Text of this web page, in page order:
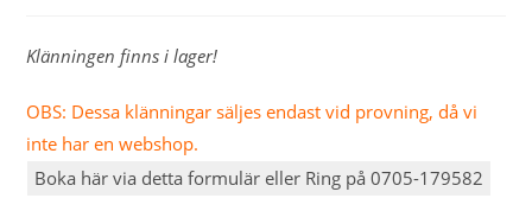
Klänningen finns i lager!
OBS: Dessa klänningar säljes endast vid provning, då vi
inte har en webshop.
Boka här via detta formulär eller Ring på 0705-179582